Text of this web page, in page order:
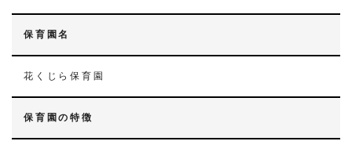
保育園名
花くじら保育園
保育園の特徴